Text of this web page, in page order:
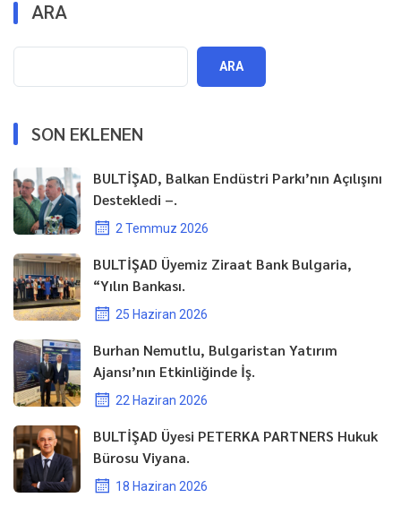
ARA
ARA
SON EKLENEN
BULTİŞAD, Balkan Endüstri Parkı’nın Açılışını
Destekledi –.
2 Temmuz 2026
BULTİŞAD Üyemiz Ziraat Bank Bulgaria,
“Yılın Bankası.
25 Haziran 2026
Burhan Nemutlu, Bulgaristan Yatırım
Ajansı’nın Etkinliğinde İş.
22 Haziran 2026
BULTİŞAD Üyesi PETERKA PARTNERS Hukuk
Bürosu Viyana.
18 Haziran 2026